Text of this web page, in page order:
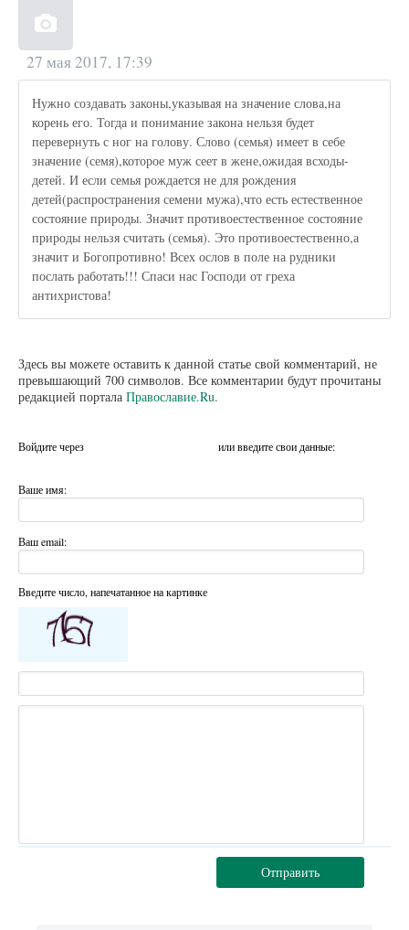
27 мая 2017, 17:39
Нужно создавать законы,указывая на значение слова,на
корень его. Тогда и понимание закона нельзя будет
перевернуть с ног на голову. Слово (семья) имеет в себе
значение (семя),которое муж сеет в жене,ожидая всходы-
детей. И если семья рождается не для рождения
детей(распространения семени мужа),что есть естественное
состояние природы. Значит противоестественное состояние
природы нельзя считать (семья). Это противоестественно,а
значит и Богопротивно! Всех ослов в поле на рудники
послать работать!!! Спаси нас Господи от греха
антихристова!
Здесь вы можете оставить к данной статье свой комментарий, не
превышающий 700 символов. Все комментарии будут прочитаны
редакцией портала Православие.Ru.
Войдите через или введите свои данные:
Ваше имя:
Ваш email:
Введите число, напечатанное на картинке
Отправить